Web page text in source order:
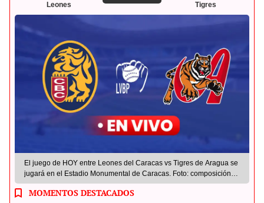
Leones Tigres
El juego de HOY entre Leones del Caracas vs Tigres de Aragua se
jugará en el Estadio Monumental de Caracas. Foto: composición
LR / El Diario
MOMENTOS DESTACADOS